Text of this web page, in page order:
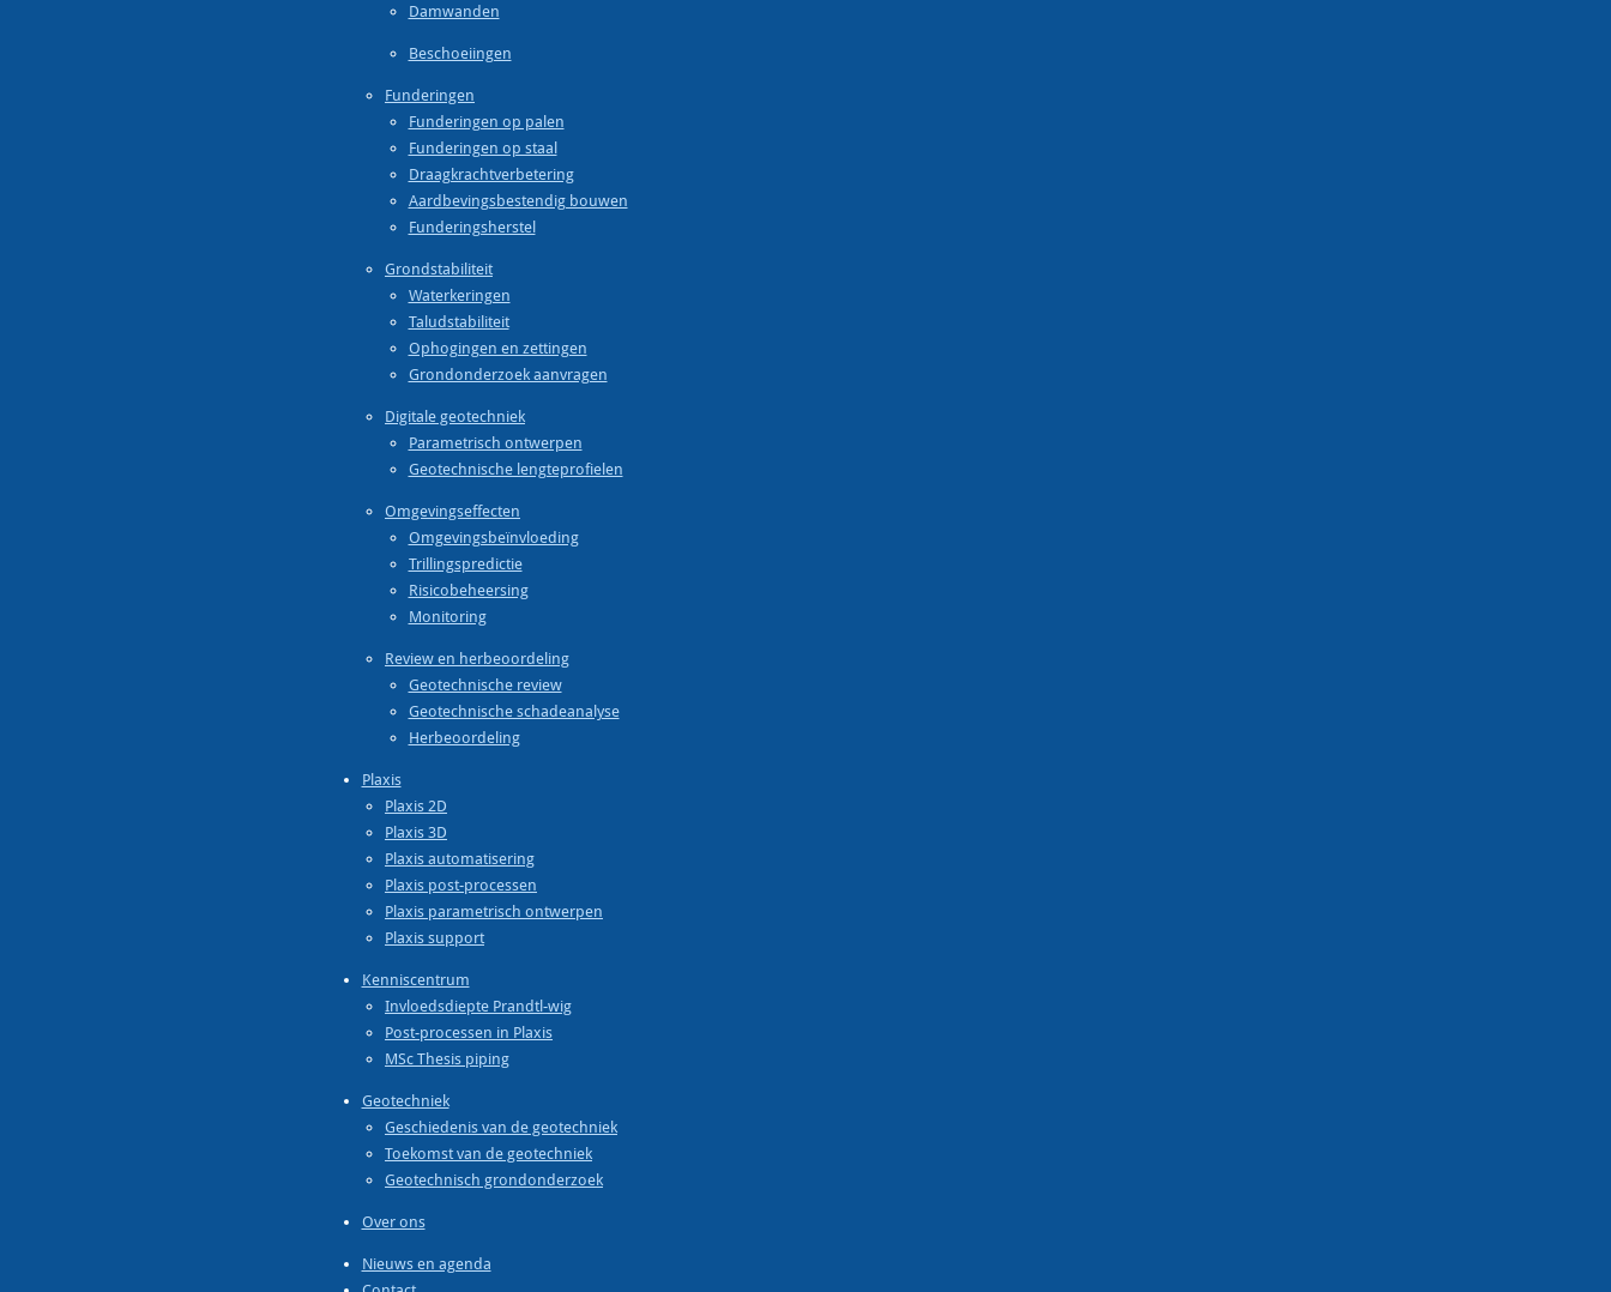
Damwanden
Beschoeiingen
Funderingen
Funderingen op palen
Funderingen op staal
Draagkrachtverbetering
Aardbevingsbestendig bouwen
Funderingsherstel
Grondstabiliteit
Waterkeringen
Taludstabiliteit
Ophogingen en zettingen
Grondonderzoek aanvragen
Digitale geotechniek
Parametrisch ontwerpen
Geotechnische lengteprofielen
Omgevingseffecten
Omgevingsbeïnvloeding
Trillingspredictie
Risicobeheersing
Monitoring
Review en herbeoordeling
Geotechnische review
Geotechnische schadeanalyse
Herbeoordeling
Plaxis
Plaxis 2D
Plaxis 3D
Plaxis automatisering
Plaxis post-processen
Plaxis parametrisch ontwerpen
Plaxis support
Kenniscentrum
Invloedsdiepte Prandtl-wig
Post-processen in Plaxis
MSc Thesis piping
Geotechniek
Geschiedenis van de geotechniek
Toekomst van de geotechniek
Geotechnisch grondonderzoek
Over ons
Nieuws en agenda